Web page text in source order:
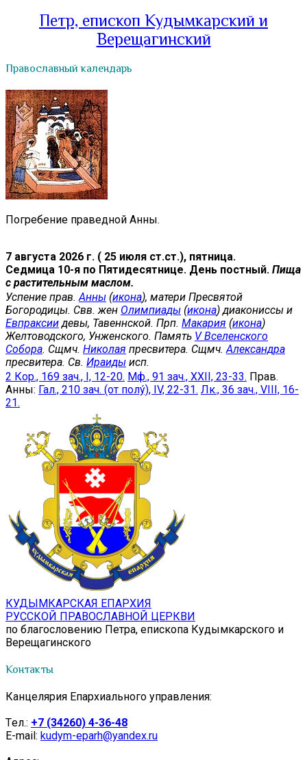
Петр, епископ Кудымкарский и
Верещагинский
Православный календарь
Погребение праведной Анны.
7 августа 2026 г. ( 25 июля ст.ст.), пятница.
Седмица 10-я по Пятидесятнице. День постный. Пища
с растительным маслом.
Успение прав. Анны (икона), матери Пресвятой
Богородицы. Свв. жен Олимпиады (икона) диакониссы и
Евпраксии девы, Тавеннской. Прп. Макария (икона)
Желтоводского, Унженского. Память V Вселенского
Собора. Сщмч. Николая пресвитера. Сщмч. Александра
пресвитера. Св. Ираиды исп.
2 Кор., 169 зач., I, 12-20. Мф., 91 зач., XXII, 23-33. Прав.
Анны: Гал., 210 зач. (от полу́), IV, 22-31. Лк., 36 зач., VIII, 16-
21.
КУДЫМКАРСКАЯ ЕПАРХИЯ
РУССКОЙ ПРАВОСЛАВНОЙ ЦЕРКВИ
по благословению Петра, епископа Кудымкарского и
Верещагинского
Контакты
Канцелярия Епархиального управления:
Tел.: +7 (34260) 4-36-48
E-mail: kudym-eparh@yandex.ru